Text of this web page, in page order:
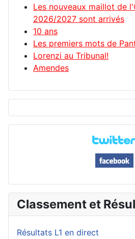
Les nouveaux maillot de
2026/2027 sont arrivés
10 ans
Les premiers mots de
Lorenzi au Tribunal!
Amendes
Classement et
Résultats L1 en direct